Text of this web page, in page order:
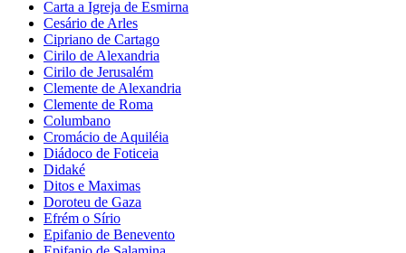
Carta a Igreja de Esmirna
Cesário de Arles
Cipriano de Cartago
Cirilo de Alexandria
Cirilo de Jerusalém
Clemente de Alexandria
Clemente de Roma
Columbano
Cromácio de Aquiléia
Diádoco de Foticeia
Didaké
Ditos e Maximas
Doroteu de Gaza
Efrém o Sírio
Epifanio de Benevento